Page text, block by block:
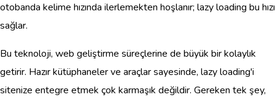
otobanda kelime hızında ilerlemekten hoşlanır; lazy loading bu hızı
sağlar.
Bu teknoloji, web geliştirme süreçlerine de büyük bir kolaylık
getirir. Hazır kütüphaneler ve araçlar sayesinde, lazy loading'i
sitenize entegre etmek çok karmaşık değildir. Gereken tek şey,